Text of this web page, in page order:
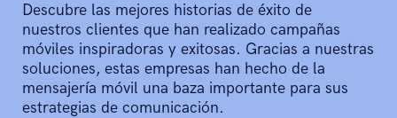
Descubre las mejores historias de éxito de
nuestros clientes que han realizado campañas
móviles inspiradoras y exitosas. Gracias a nuestras
soluciones, estas empresas han hecho de la
mensajería móvil una baza importante para sus
estrategias de comunicación.